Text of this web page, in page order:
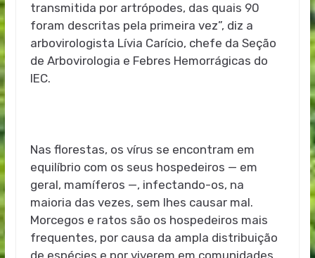
transmitida por artrópodes, das quais 90
foram descritas pela primeira vez”, diz a
arbovirologista Lívia Carício, chefe da Seção
de Arbovirologia e Febres Hemorrágicas do
IEC.
Nas florestas, os vírus se encontram em
equilíbrio com os seus hospedeiros — em
geral, mamíferos —, infectando-os, na
maioria das vezes, sem lhes causar mal.
Morcegos e ratos são os hospedeiros mais
frequentes, por causa da ampla distribuição